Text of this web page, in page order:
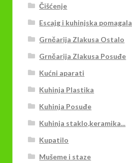
Čišćenje
Escajg i kuhinjska pomagala
Grnčarija Zlakusa Ostalo
Grnčarija Zlakusa Posuđe
Kućni aparati
Kuhinja Plastika
Kuhinja Posuđe
Kuhinja staklo,keramika...
Kupatilo
Mušeme i staze